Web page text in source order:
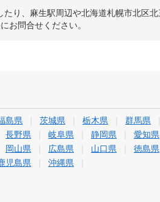
り、麻生駅周辺や北海道札幌市北区
お問合せください。
島県 茨城県 栃木県 群馬県
長野県 岐阜県 静岡県 愛知県
岡山県 広島県 山口県 徳島県
児島県 沖縄県